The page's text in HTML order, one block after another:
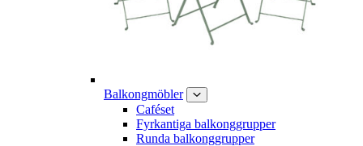
Balkongmöbler
Caféset
Fyrkantiga balkonggrupper
Runda balkonggrupper